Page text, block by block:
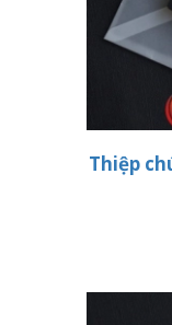
Thiệp